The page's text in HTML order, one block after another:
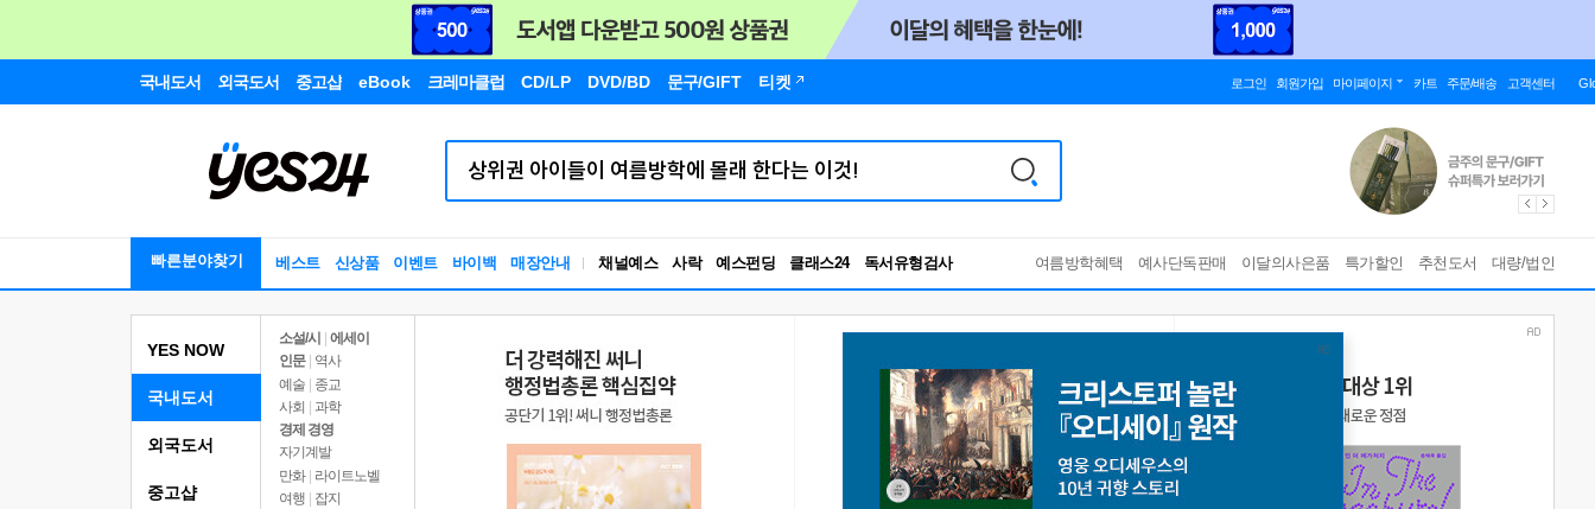
국내도서 외국도서 중고샵 eBook 크레마클럽 CD/LP DVD/BD 문구/GIFT 티켓 로그인 회원가입 마이페이지 카트 주문/배송 고객센터
빠른분야찾기 베스트 신상품 이벤트 바이백 매장안내 채널예스 사락 예스펀딩 클래스24 독서유형검사 여름방학혜택 예사단독판매 이달의사은품 특가할인 추천도서 대량/법인
YES NOW
국내도서
소설/시
에세이
인문
역사
예술 | 종교
사회 | 과학
경제 경영
자기계발
만화 | 라이트노벨
여행
잡지
외국도서
중고샵